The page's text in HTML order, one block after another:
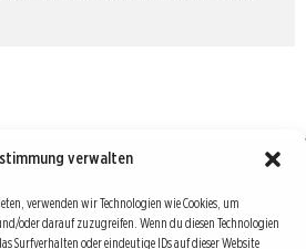
verwalten
verwenden wir Technologien wie Cookies, um
oder darauf zuzugreifen. Wenn du diesen Technologien
Surfverhalten oder eindeutige IDs auf dieser Website
global
vor allem drei Dinge: Verlässliche Informationen,